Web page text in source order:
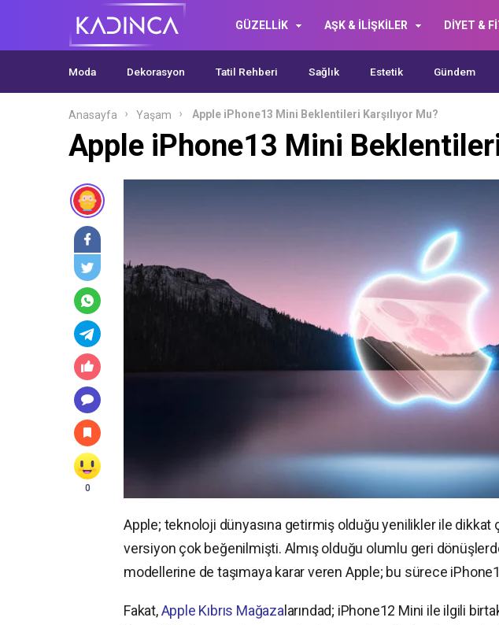
GÜZELLİK AŞK & İLİŞKİLER DİYET &
Moda Dekorasyon Tatil Rehberi Sağlık Estetik Gündem
Anasayfa Yaşam Apple iPhone13 Mini Beklentileri Karşılıyor Mu?
Apple iPhone13 Mini
0
Apple; teknoloji dünyasına getirmiş olduğu yenilikler ile
versiyon çok beğenilmişti. Almış olduğu olumlu geri
modellerine de taşımaya karar veren Apple; bu sürece
Fakat,Apple Kıbrıs Mağaza larındad; iPhone12 Mini ile ilgili